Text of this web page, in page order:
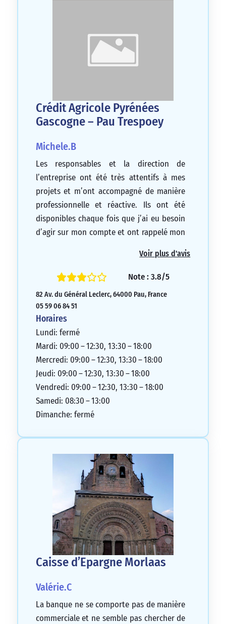
Crédit Agricole Pyrénées
Gascogne – Pau Trespoey
Michele.B
Les responsables et la direction de
l’entreprise ont été très attentifs à mes
projets et m’ont accompagné de manière
professionnelle et réactive. Ils ont été
disponibles chaque fois que j’ai eu besoin
d’agir sur mon compte et ont rappelé mon
Voir plus d'avis
Note : 3.8/5
82 Av. du Général Leclerc, 64000 Pau, France
05 59 06 84 51
Horaires
Lundi: fermé
Mardi: 09:00 – 12:30, 13:30 – 18:00
Mercredi: 09:00 – 12:30, 13:30 – 18:00
Jeudi: 09:00 – 12:30, 13:30 – 18:00
Vendredi: 09:00 – 12:30, 13:30 – 18:00
Samedi: 08:30 – 13:00
Dimanche: fermé
Caisse d’Epargne Morlaas
Valérie.C
La banque ne se comporte pas de manière
commerciale et ne semble pas chercher de